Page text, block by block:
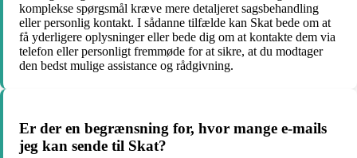
komplekse spørgsmål kræve mere detaljeret sagsbehandling
eller personlig kontakt. I sådanne tilfælde kan Skat bede om at
få yderligere oplysninger eller bede dig om at kontakte dem via
telefon eller personligt fremmøde for at sikre, at du modtager
den bedst mulige assistance og rådgivning.
Er der en begrænsning for, hvor mange e-mails
jeg kan sende til Skat?